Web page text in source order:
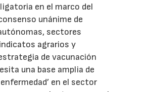
en el marco del
unánime de
sectores
agrarios y
de vacunación
una base amplia de
en el sector